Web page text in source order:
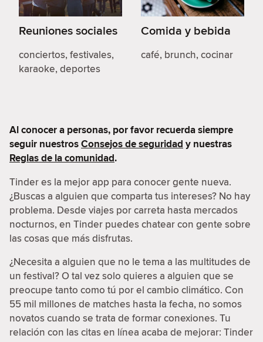
Reuniones sociales
conciertos, festivales,
karaoke, deportes
Comida y bebida
café, brunch, cocinar
Al conocer a personas, por favor recuerda siempre
seguir nuestrosConsejos de seguridad y nuestras
Reglas de la comunidad.
Tinder es la mejor app para conocer gente nueva.
¿Buscas a alguien que comparta tus intereses? No hay
problema. Desde viajes por carreta hasta mercados
nocturnos, en Tinder puedes chatear con gente sobre
las cosas que más disfrutas.
¿Necesita a alguien que no le tema a las multitudes de
un festival? O tal vez solo quieres a alguien que se
preocupe tanto como tú por el cambio climático. Con
55 mil millones de matches hasta la fecha, no somos
novatos cuando se trata de formar conexiones. Tu
relación con las citas en línea acaba de mejorar: Tinder